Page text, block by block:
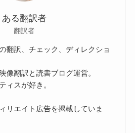
ある翻訳者
翻訳者
翻訳、チェック、ディレクショ
像翻訳と読書ブログ運営。
ィスが好き。
リエイト広告を掲載していま